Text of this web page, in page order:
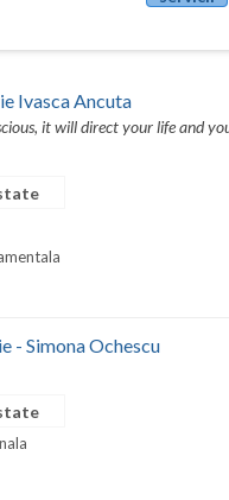
Ivasca Ancuta
it will direct your life and
- Simona Ochescu